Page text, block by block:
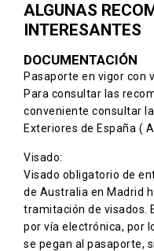
ALGUNAS
INTERESANTES
DOCUMENTACIÓN
Pasaporte en vigor con
Para consultar las
conveniente consultar
Exteriores de España (
Visado:
Visado obligatorio de
de Australia en Madrid
tramitación de visados.
por vía electrónica, por
se pegan al pasaporte,